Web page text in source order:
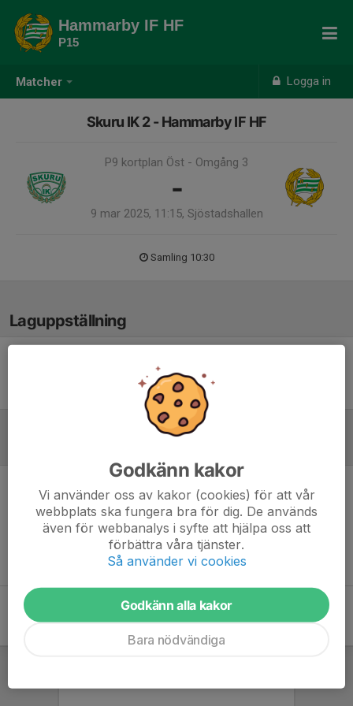
Matcher Logga in
Hammarby IF HF
P15
Skuru IK 2 - Hammarby IF HF
P9 kortplan Öst - Omgång 3
-
9 mar 2025, 11:15, Sjöstadshallen
Samling 10:30
Laguppställning
Ingen uppställning ifylld
Inget referat skrivet
Godkänn kakor
Vi använder oss av kakor (cookies) för att vår
webbplats ska fungera bra för dig. De används
även för webbanalys i syfte att hjälpa oss att
förbättra våra tjänster.
Så använder vi cookies
Godkänn alla kakor
Bara nödvändiga